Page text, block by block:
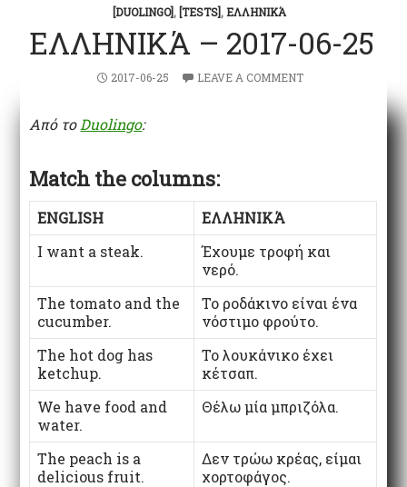
[DUOLINGO], [TESTS],ΕΛΛΗΝΙΚΆ
ΕΛΛΗΝΙΚΆ – 2017-06-25
2017-06-25 LEAVE A COMMENT
Από το Duolingo:
Match the columns:
ENGLISH
ΕΛΛΗΝΙΚΆ
I want a steak.
Έχουμε τροφή και
νερό.
The tomato and the
cucumber.
Το ροδάκινο είναι ένα
νόστιμο φρούτο.
The hot dog has
ketchup.
Το λουκάνικο έχει
κέτσαπ.
We have food and
water.
Θέλω μία μπριζόλα.
The peach is a
delicious fruit.
Δεν τρώω κρέας, είμαι
χορτοφάγος.